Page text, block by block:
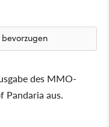
des MMO-
aus.